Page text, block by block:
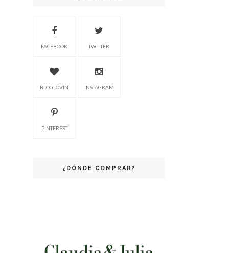
FACEBOOK TWITTER
BLOGLOVIN INSTAGRAM
PINTEREST
¿DÓNDE COMPRAR?